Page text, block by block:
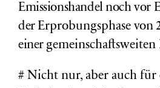
Emissionshandel noch vor
der Erprobungsphase von
einer gemeinschaftsweiten
# Nicht nur, aber auch für